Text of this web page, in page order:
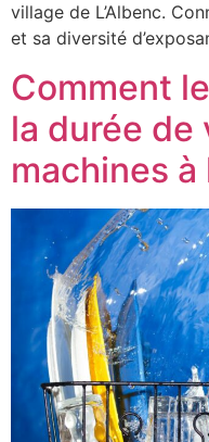
village de L’Albenc.
et sa diversité
Comment
la durée de
machines à